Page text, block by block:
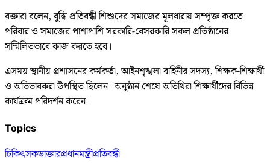
বক্তারা বলেন, বুদ্ধি প্রতিবন্ধী শিশুদের সমাজের মূলধারায় সম্পৃক্ত করতে
পরিবার ও সমাজের পাশাপাশি সরকারি-বেসরকারি সকল প্রতিষ্ঠানের
সম্মিলিতভাবে কাজ করতে হবে।
এসময় স্থানীয় প্রশাসনের কর্মকর্তা, আইনশৃঙ্খলা বাহিনীর সদস্য, শিক্ষক-শিক্ষার্থী
ও অভিভাবকরা উপস্থিত ছিলেন। অনুষ্ঠান শেষে অতিথিরা শিক্ষার্থীদের বিভিন্ন
কার্যক্রম পরিদর্শন করেন।
Topics
চিকিৎসকডাক্তারপ্রধানমন্ত্রীপ্রতিবন্ধী